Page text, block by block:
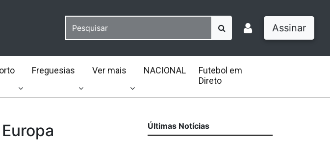
Assinar
Freguesias Ver mais NACIONAL
Futebol em
Direto
Últimas Notícias